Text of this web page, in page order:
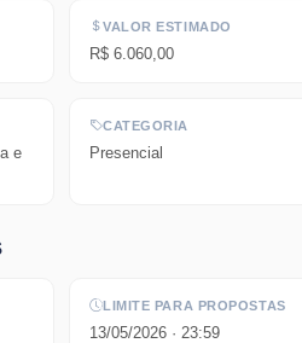
VALOR ESTIMADO
R$ 6.060,00
e
CATEGORIA
Presencial
LIMITE PARA PROPOSTAS
13/05/2026· 23:59